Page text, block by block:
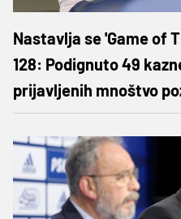
Nastavlja se 'Game of
128: Podignuto 49
prijavljenih mnoštvo